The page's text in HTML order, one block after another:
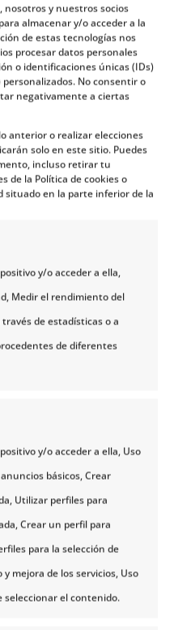
nosotros y nuestros socios
almacenar y/o acceder a la
de estas tecnologías nos
procesar datos personales
o identificaciones únicas (IDs)
No consentir o
negativamente a ciertas
anterior o realizar elecciones
solo en este sitio. Puedes
incluso retirar tu
de la Política de cookies o
situado en la parte inferior de la
y/o acceder a ella,
Medir el rendimiento del
de estadísticas o a
de diferentes
y/o acceder a ella, Uso
básicos, Crear
Utilizar perfiles para
Crear un perfil para
para la selección de
mejora de los servicios, Uso
seleccionar el contenido.
rating
sin
survey